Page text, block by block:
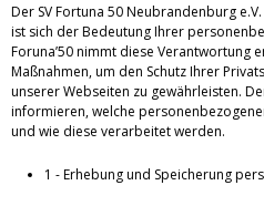
Der SV Fortuna 50 Neubrandenburg e.V.
ist sich der Bedeutung Ihrer
Foruna’50 nimmt diese Verantwortung
Maßnahmen, um den Schutz Ihrer
unserer Webseiten zu gewährleisten.
informieren, welche
und wie diese verarbeitet werden.
1 - Erhebung und Speicherung